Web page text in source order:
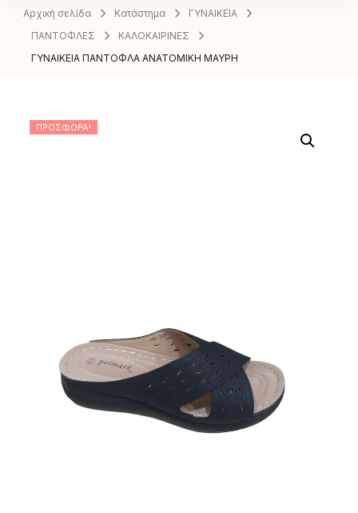
Αρχική σελίδα Κατάστημα
ΓΥΝΑΙΚΕΙΑ
ΠΑΝΤΟΦΛΕΣ
ΚΑΛΟΚΑΙΡΙΝΕΣ
ΓΥΝΑΙΚΕΙΑ ΠΑΝΤΟΦΛΑ ΑΝΑΤΟΜΙΚΗ ΜΑΥΡΗ
ΠΡΟΣΦΟΡΆ!